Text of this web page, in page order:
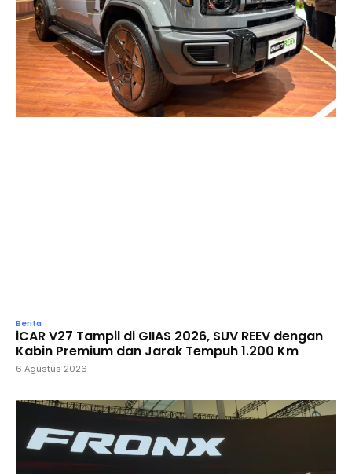
Berita
iCAR V27 Tampil di GIIAS 2026, SUV REEV dengan
Kabin Premium dan Jarak Tempuh 1.200 Km
6 Agustus 2026